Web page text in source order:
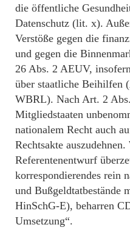
die öffentliche
Datenschutz (lit. x).
Verstöße gegen die
und gegen die
26 Abs. 2 AEUV,
über staatliche Beihilfen
WBRL). Nach Art. 2
Mitgliedstaaten
nationalem Recht auch
Rechtsakte
Referentenentwurf
korrespondierendes rein
und Bußgeldtatbestände
HinSchG-E), beharren
Umsetzung“.